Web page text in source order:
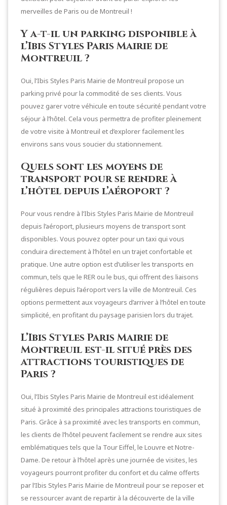
merveilles de Paris ou de Montreuil !
Y a-t-il un parking disponible à
l’Ibis Styles Paris Mairie de
Montreuil ?
Oui, l’Ibis Styles Paris Mairie de Montreuil propose un
parking privé pour la commodité de ses clients. Vous
pouvez garer votre véhicule en toute sécurité pendant votre
séjour à l’hôtel. Cela vous permettra de profiter pleinement
de votre visite à Montreuil et d’explorer facilement les
environs sans vous soucier du stationnement.
Quels sont les moyens de
transport pour se rendre à
l’hôtel depuis l’aéroport ?
Pour vous rendre à l’Ibis Styles Paris Mairie de Montreuil
depuis l’aéroport, plusieurs moyens de transport sont
disponibles. Vous pouvez opter pour un taxi qui vous
conduira directement à l’hôtel en un trajet confortable et
pratique. Une autre option est d’utiliser les transports en
commun, tels que le RER ou le bus, qui offrent des liaisons
régulières depuis l’aéroport vers la ville de Montreuil. Ces
options permettent aux voyageurs d’arriver à l’hôtel en toute
simplicité, en profitant du paysage parisien lors du trajet.
L’Ibis Styles Paris Mairie de
Montreuil est-il situé près des
attractions touristiques de
Paris ?
Oui, l’Ibis Styles Paris Mairie de Montreuil est idéalement
situé à proximité des principales attractions touristiques de
Paris. Grâce à sa proximité avec les transports en commun,
les clients de l’hôtel peuvent facilement se rendre aux sites
emblématiques tels que la Tour Eiffel, le Louvre et Notre-
Dame. De retour à l’hôtel après une journée de visites, les
voyageurs pourront profiter du confort et du calme offerts
par l’Ibis Styles Paris Mairie de Montreuil pour se reposer et
se ressourcer avant de repartir à la découverte de la ville